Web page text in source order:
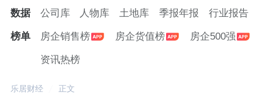
数据 公司库 人物库 土地库 季报年报 行业报告
榜单 房企销售榜 房企货值榜 房企500强
资讯热榜
乐居财经 正文